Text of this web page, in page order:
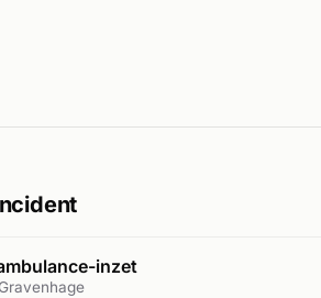
inzet